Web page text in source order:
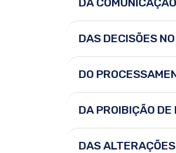
DAS DECISÕES
DO
DA PROIBIÇÃO
DAS